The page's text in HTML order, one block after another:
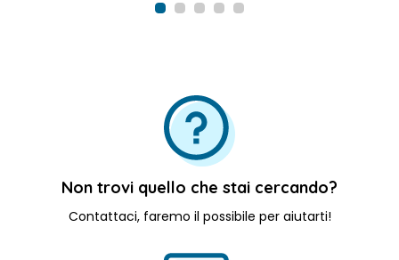
Non trovi quello che stai cercando?
Contattaci, faremo il possibile per aiutarti!